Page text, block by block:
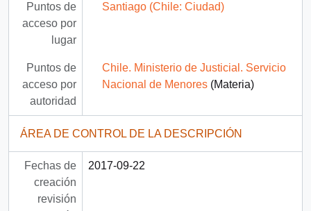
Puntos de
acceso por
lugar
Santiago (Chile: Ciudad)
Puntos de
acceso por
autoridad
Chile. Ministerio de Justicial. Servicio
Nacional de Menores(Materia)
ÁREA DE CONTROL DE LA DESCRIPCIÓN
Fechas de
creación
revisión
2017-09-22